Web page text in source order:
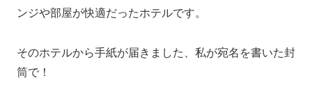
ンジや部屋が快適だったホテルです。
そのホテルから手紙が届きました、私が宛名を書いた封
筒で！